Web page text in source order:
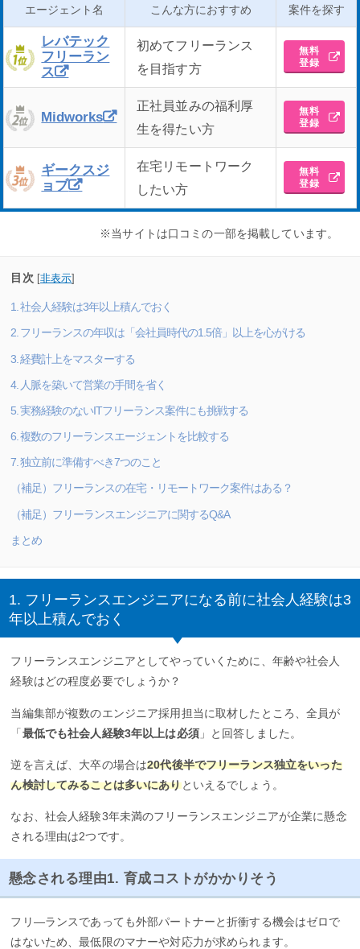
エージェント名 こんな方におすすめ 案件を探す
レバテック
フリーラン
ス
初めてフリーランス
を目指す方
無料
登録
Midworks
正社員並みの福利厚
生を得たい方
無料
登録
ギークスジ
ョブ
在宅リモートワーク
したい方
無料
登録
※当サイトは口コミの一部を掲載しています。
目次 [非表示]
1. 社会人経験は3年以上積んでおく
2. フリーランスの年収は「会社員時代の1.5倍」以上を心がける
3. 経費計上をマスターする
4. 人脈を築いて営業の手間を省く
5. 実務経験のないITフリーランス案件にも挑戦する
6. 複数のフリーランスエージェントを比較する
7. 独立前に準備すべき7つのこと
（補足）フリーランスの在宅・リモートワーク案件はある？
（補足）フリーランスエンジニアに関するQ&A
まとめ
1. フリーランスエンジニアになる前に社会人経験は3
年以上積んでおく
フリーランスエンジニアとしてやっていくために、年齢や社会人
経験はどの程度必要でしょうか？
当編集部が複数のエンジニア採用担当に取材したところ、全員が
「最低でも社会人経験3年以上は必須」と回答しました。
逆を言えば、大卒の場合は20代後半でフリーランス独立をいった
ん検討してみることは多いにありといえるでしょう。
なお、社会人経験3年未満のフリーランスエンジニアが企業に懸念
される理由は2つです。
懸念される理由1. 育成コストがかかりそう
フリ―ランスであっても外部パートナーと折衝する機会はゼロで
はないため、最低限のマナーや対応力が求められます。